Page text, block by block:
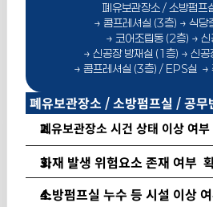
폐유보관장소 / 소방펌프
→ 콤프레셔실 (3층) → 식당
→ 코어조립동 (2층) → 신
→ 신공장 방재실 (1층) → 신공
→ 콤프레셔실 (3층) / EPS실  →
폐유보관장소 / 소방펌프실 / 공무
폐유보관장소 시건 상태 이상 여부
화재 발생 위험요소 존재 여부
소방펌프실 누수 등 시설 이상